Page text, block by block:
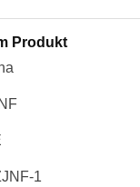
Produkt
1